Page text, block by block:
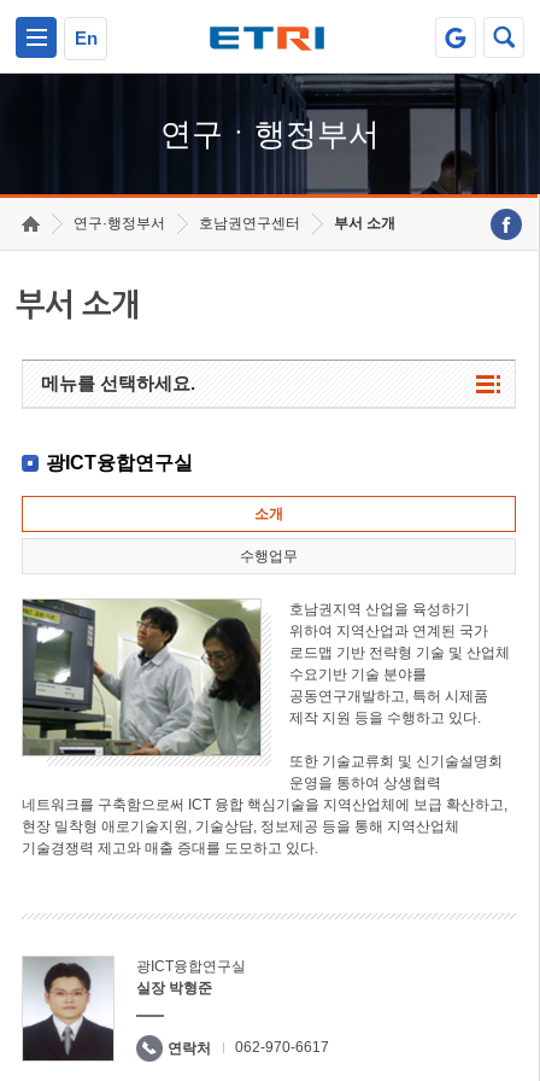
En
연구ㆍ행정부서
연구·행정부서 호남권연구센터 부서 소개
부서 소개
메뉴를 선택하세요.
광ICT융합연구실
소개
수행업무
호남권지역 산업을 육성하기
위하여 지역산업과 연계된 국가
로드맵 기반 전략형 기술 및 산업체
수요기반 기술 분야를
공동연구개발하고, 특허 시제품
제작 지원 등을 수행하고 있다.
또한 기술교류회 및 신기술설명회
운영을 통하여 상생협력
네트워크를 구축함으로써 ICT 융합 핵심기술을 지역산업체에 보급 확산하고,
현장 밀착형 애로기술지원, 기술상담, 정보제공 등을 통해 지역산업체
기술경쟁력 제고와 매출 증대를 도모하고 있다.
광ICT융합연구실
실장 박형준
연락처 062-970-6617